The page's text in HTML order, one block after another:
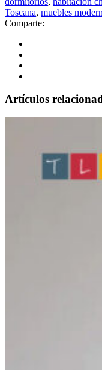
Toscana, muebles
Comparte:
Artículos